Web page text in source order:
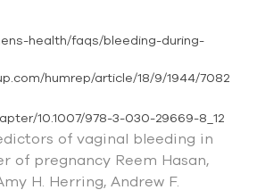
health/faqs/bleeding-during-
humrep/article/18/9/1944/7082
10.1007/978-3-030-29669-8_12
of vaginal bleeding in
of pregnancy Reem Hasan,
H. Herring, Andrew F.